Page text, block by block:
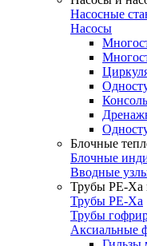
Насосные
Насосы
Блочные
Блочные
Вводные
Трубы РЕ-Ха
Трубы РЕ-Ха
Трубы
Аксиальные